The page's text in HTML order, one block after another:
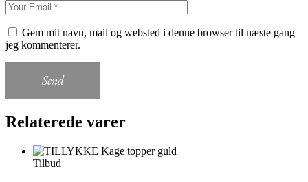
Gem mit navn, mail og websted i denne browser til næste gang
jeg kommenterer.
Send
Relaterede varer
Tilbud